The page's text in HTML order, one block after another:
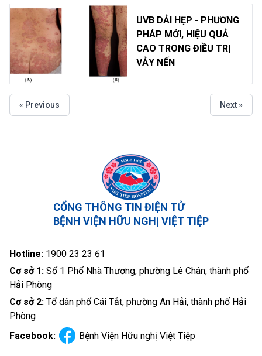
UVB DẢI HẸP - PHƯƠNG
PHÁP MỚI, HIỆU QUẢ
CAO TRONG ĐIỀU TRỊ
VẢY NẾN
« Previous Next »
CỔNG THÔNG TIN ĐIỆN TỬ
BỆNH VIỆN HỮU NGHỊ VIỆT TIỆP
Hotline: 1900 23 23 61
Cơ sở 1: Số 1 Phố Nhà Thương, phường Lê Chân, thành phố
Hải Phòng
Cơ sở 2: Tổ dân phố Cái Tắt, phường An Hải, thành phố Hải
Phòng
Facebook:
Bệnh Viện Hữu nghị Việt Tiệp